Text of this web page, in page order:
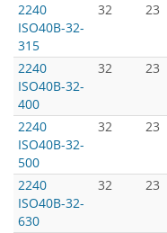
2240
ISO40B-32-
315
32 23
2240
ISO40B-32-
400
32 23
2240
ISO40B-32-
500
32 23
2240
ISO40B-32-
630
32 23